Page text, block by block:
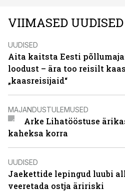
VIIMASED UUDISED
UUDISED
Aita kaitsta Eesti
loodust – ära too reisilt
„kaasreisijaid“
MAJANDUSTULEMUSED
Arke Lihatööstuse
kaheksa korra
UUDISED
Jaekettide lepingud luubi
veeretada ostja äririski